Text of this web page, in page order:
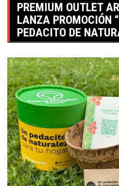
PREMIUM OUTLET
LANZA PROMOCIÓN
PEDACITO DE